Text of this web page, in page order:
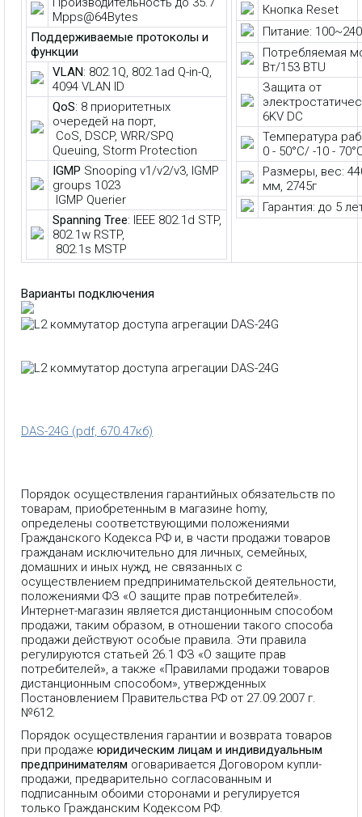
Mpps@64Bytes
Поддерживаемые протоколы и
функции
VLAN: 802.1Q, 802.1ad Q-in-Q,
4094 VLAN ID
QoS: 8 приоритетных
очередей на порт,
CoS, DSCP, WRR/SPQ
Queuing, Storm Protection
IGMP Snooping v1/v2/v3, IGMP
groups 1023
IGMP Querier
Spanning Tree: IEEE 802.1d STP,
802.1w RSTP,
802.1s MSTP
Кнопка Reset
Питание:
Потребляемая
Вт/153 BTU
Защита от
6KV DC
Температура
0 - 50°C/ -10 -
Размеры, вес:
мм, 2745г
Гарантия: до 5
Варианты подключения
DAS-24G (pdf, 670.47кб)
Порядок осуществления гарантийных обязательств по
товарам, приобретенным в магазине homy,
определены соответствующими положениями
Гражданского Кодекса РФ и, в части продажи товаров
гражданам исключительно для личных, семейных,
домашних и иных нужд, не связанных с
осуществлением предпринимательской деятельности,
положениями ФЗ «О защите прав потребителей».
Интернет-магазин является дистанционным способом
продажи, таким образом, в отношении такого способа
продажи действуют особые правила. Эти правила
регулируются статьей 26.1 ФЗ «О защите прав
потребителей», а также «Правилами продажи товаров
дистанционным способом», утвержденных
Постановлением Правительства РФ от 27.09.2007 г.
№612.
Порядок осуществления гарантии и возврата товаров
при продаже юридическим лицам и индивидуальным
предпринимателям оговаривается Договором купли-
продажи, предварительно согласованным и
подписанным обоими сторонами и регулируется
только Гражданским Кодексом РФ.